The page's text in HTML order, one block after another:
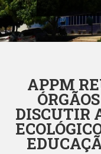
APPM
DISCUTIR